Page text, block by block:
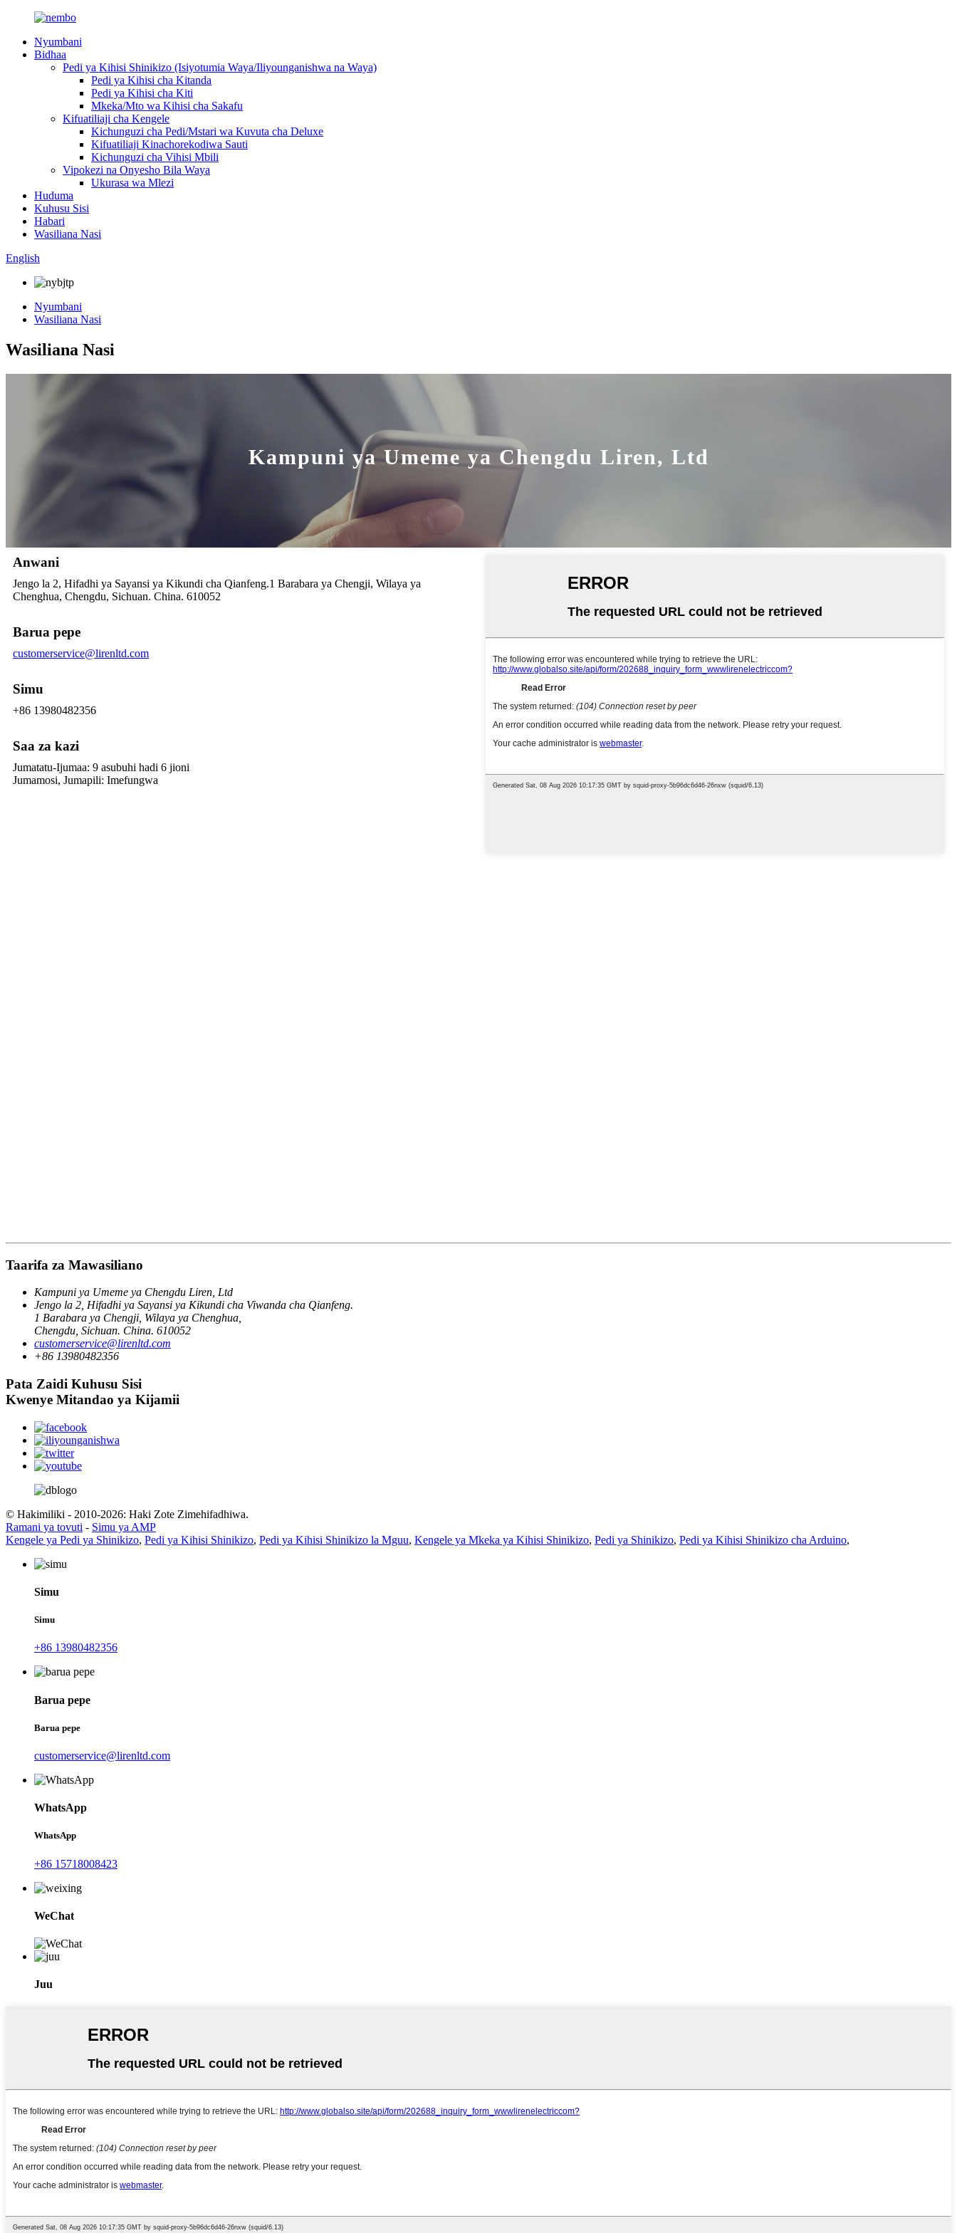
Nyumbani
Bidhaa
Pedi ya Kihisi Shinikizo (Isiyotumia Waya/Iliyounganishwa na Waya)
Pedi ya Kihisi cha Kitanda
Pedi ya Kihisi cha Kiti
Mkeka/Mto wa Kihisi cha Sakafu
Kifuatiliaji cha Kengele
Kichunguzi cha Pedi/Mstari wa Kuvuta cha Deluxe
Kifuatiliaji Kinachorekodiwa Sauti
Kichunguzi cha Vihisi Mbili
Vipokezi na Onyesho Bila Waya
Ukurasa wa Mlezi
Huduma
Kuhusu Sisi
Habari
Wasiliana Nasi
English
Nyumbani
Wasiliana Nasi
Wasiliana Nasi
Kampuni ya Umeme ya Chengdu Liren, Ltd
Anwani
Jengo la 2, Hifadhi ya Sayansi ya Kikundi cha Qianfeng.1 Barabara ya Chengji, Wilaya ya
Chenghua, Chengdu, Sichuan. China. 610052
Barua pepe
customerservice@lirenltd.com
Simu
+86 13980482356
Saa za kazi
Jumatatu-Ijumaa: 9 asubuhi hadi 6 jioni
Jumamosi, Jumapili: Imefungwa
Taarifa za Mawasiliano
Kampuni ya Umeme ya Chengdu Liren, Ltd
Jengo la 2, Hifadhi ya Sayansi ya Kikundi cha Viwanda cha Qianfeng.
1 Barabara ya Chengji, Wilaya ya Chenghua,
Chengdu, Sichuan. China. 610052
customerservice@lirenltd.com
+86 13980482356
Pata Zaidi Kuhusu Sisi
Kwenye Mitandao ya Kijamii
© Hakimiliki - 2010-2026: Haki Zote Zimehifadhiwa.
Ramani ya tovuti - Simu ya AMP
Kengele ya Pedi ya Shinikizo, Pedi ya Kihisi Shinikizo, Pedi ya Kihisi Shinikizo la Mguu, Kengele ya Mkeka ya Kihisi Shinikizo, Pedi ya Shinikizo, Pedi ya Kihisi Shinikizo cha Arduino,
Simu
Simu
+86 13980482356
Barua pepe
Barua pepe
customerservice@lirenltd.com
WhatsApp
WhatsApp
+86 15718008423
WeChat
Juu